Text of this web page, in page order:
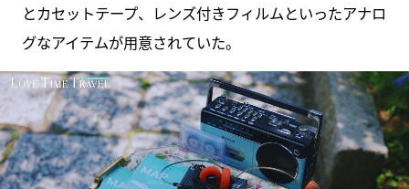
とカセットテープ、レンズ付きフィルムといったアナロ
グなアイテムが用意されていた。